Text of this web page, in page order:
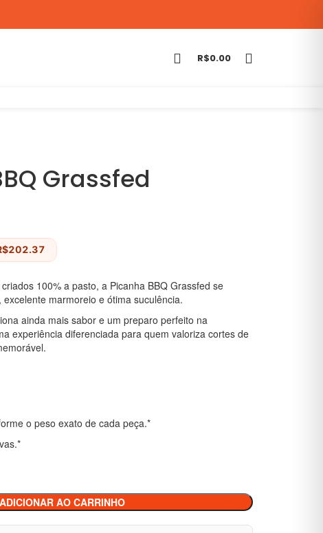
R$0.00
Grassfed
100% a pasto, a Picanha BBQ Grassfed se
marmoreio e ótima suculência.
ainda mais sabor e um preparo perfeito na
experiência diferenciada para quem valoriza cortes de
o peso exato de cada peça.*
ADICIONAR AO CARRINHO